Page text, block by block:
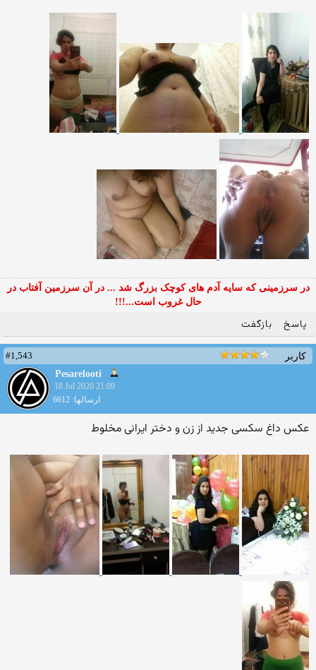
در سرزمینی که سایه آدم های کوچک بزرگ شد ... در آن سرزمین آفتاب در
حال غروب است...!!!
پاسخ بازگفت
کاربر
#1,543
Pesarelooti
18 Jul 2020 21:09
ارسالها: 6612
عکس داغ سکسی جدید از زن و دختر ایرانی مخلوط